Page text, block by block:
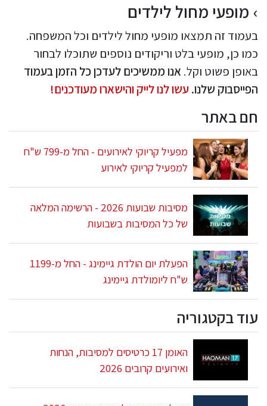
מופעי מחול לילדים
בעמוד זה תמצאו מופעי מחול לילדים וכל המשפחה.
כמו כן, מופעי בלט וריקודים נוספים שתוכלו לבחור
באופן פשוט וקל. אנו ממשיכים לעדכן כל הזמן בעמוד
הפייסבוק שלנו.עשו לנו לייק והישארו מעודכנים!
חם באתר
מפעיל קריוקי לאירועים - החל מ-799 ש"ח
למפעיל קריוקי לאירוע
מסיבות שבועות 2026 - הרשימה המלאה
של כל המסיבות בשבועות
הפעלת יום הולדת גיימינג - החל מ-1199
ש"ח ליומולדת גיימינג
עוד בקטגוריה
האומן 17 כרטיסים למסיבות, הנחות
ואירועים קרובים 2026